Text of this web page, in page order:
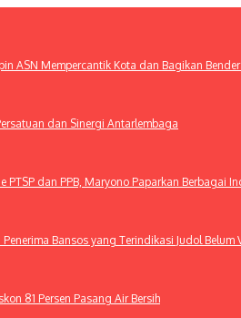
ASN Mempercantik Kota dan Bagikan
dan Sinergi Antarlembaga
PTSP dan PPB, Maryono Paparkan Berbagai
Bansos yang Terindikasi Judol Belum
81 Persen Pasang Air Bersih